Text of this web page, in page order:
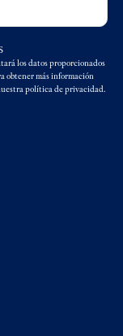
los datos proporcionados
obtener más información
política de privacidad.